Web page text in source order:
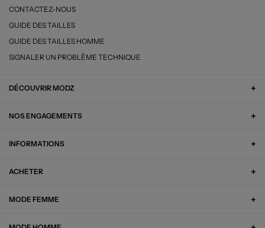
CONTACTEZ-NOUS
GUIDE DES TAILLES
GUIDE DES TAILLES HOMME
SIGNALER UN PROBLÈME TECHNIQUE
DÉCOUVRIR MODZ
NOS ENGAGEMENTS
INFORMATIONS
ACHETER
MODE FEMME